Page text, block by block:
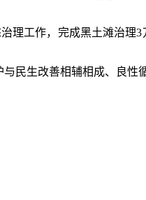
理工作，完成黑土滩治理
民生改善相辅相成、良性